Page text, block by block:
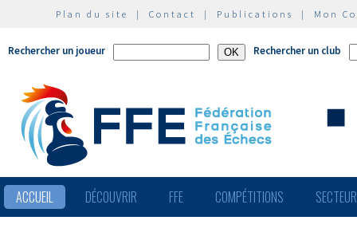
Plan du site | Contact | Publications | Mon
Rechercher un joueur Rechercher un club
ACCUEIL DÉCOUVRIR FFE COMPÉTITIONS